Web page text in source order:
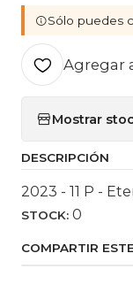
Sólo puedes
Agregar
Mostrar
DESCRIPCIÓN
2023 - 11 P -
STOCK: 0
COMPARTIR